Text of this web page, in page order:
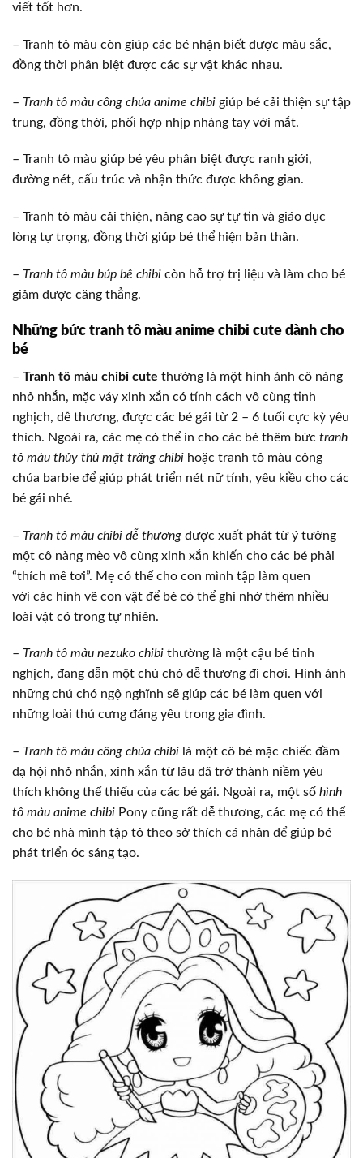
viết tốt hơn.
– Tranh tô màu còn giúp các bé nhận biết được màu sắc,
đồng thời phân biệt được các sự vật khác nhau.
– Tranh tô màu công chúa anime chibi giúp bé cải thiện sự tập
trung, đồng thời, phối hợp nhịp nhàng tay với mắt.
– Tranh tô màu giúp bé yêu phân biệt được ranh giới,
đường nét, cấu trúc và nhận thức được không gian.
– Tranh tô màu cải thiện, nâng cao sự tự tin và giáo dục
lòng tự trọng, đồng thời giúp bé thể hiện bản thân.
– Tranh tô màu búp bê chibi còn hỗ trợ trị liệu và làm cho bé
giảm được căng thẳng.
Những bức tranh tô màu anime chibi cute dành cho
bé
– Tranh tô màu chibi cute thường là một hình ảnh cô nàng
nhỏ nhắn, mặc váy xinh xắn có tính cách vô cùng tinh
nghịch, dễ thương, được các bé gái từ 2 – 6 tuổi cực kỳ yêu
thích. Ngoài ra, các mẹ có thể in cho các bé thêm bức tranh
tô màu thủy thủ mặt trăng chibi hoặc tranh tô màu công
chúa barbie để giúp phát triển nét nữ tính, yêu kiều cho các
bé gái nhé.
– Tranh tô màu chibi dễ thương được xuất phát từ ý tưởng
một cô nàng mèo vô cùng xinh xắn khiến cho các bé phải
“thích mê tơi”. Mẹ có thể cho con mình tập làm quen
với các hình vẽ con vật để bé có thể ghi nhớ thêm nhiều
loài vật có trong tự nhiên.
– Tranh tô màu nezuko chibi thường là một cậu bé tinh
nghịch, đang dẫn một chú chó dễ thương đi chơi. Hình ảnh
những chú chó ngộ nghĩnh sẽ giúp các bé làm quen với
những loài thú cưng đáng yêu trong gia đình.
– Tranh tô màu công chúa chibi là một cô bé mặc chiếc đầm
dạ hội nhỏ nhắn, xinh xắn từ lâu đã trở thành niềm yêu
thích không thể thiếu của các bé gái. Ngoài ra, một số hình
tô màu anime chibi Pony cũng rất dễ thương, các mẹ có thể
cho bé nhà mình tập tô theo sở thích cá nhân để giúp bé
phát triển óc sáng tạo.